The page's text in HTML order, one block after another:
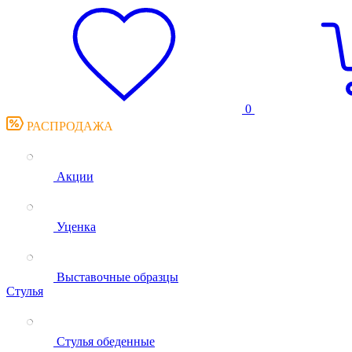
0
РАСПРОДАЖА
Акции
Уценка
Выставочные образцы
Стулья
Стулья обеденные